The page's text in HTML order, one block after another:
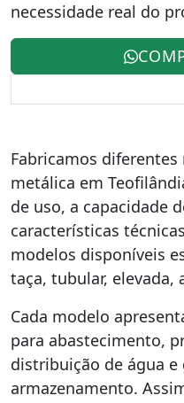
necessidade real do
Fabricamos diferentes
metálica em
de uso, a capacidade
características
modelos disponíveis
taça, tubular, elevada,
Cada modelo
para abastecimento,
distribuição de água
armazenamento.